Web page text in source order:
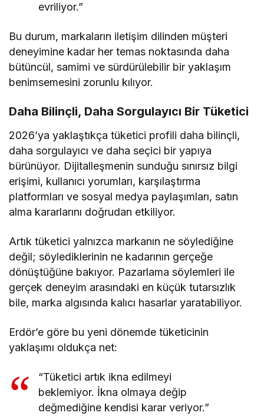
evriliyor.”
Bu durum, markaların iletişim dilinden müşteri
deneyimine kadar her temas noktasında daha
bütüncül, samimi ve sürdürülebilir bir yaklaşım
benimsemesini zorunlu kılıyor.
Daha Bilinçli, Daha Sorgulayıcı Bir Tüketici
2026’ya yaklaştıkça tüketici profili daha bilinçli,
daha sorgulayıcı ve daha seçici bir yapıya
bürünüyor. Dijitalleşmenin sunduğu sınırsız bilgi
erişimi, kullanıcı yorumları, karşılaştırma
platformları ve sosyal medya paylaşımları, satın
alma kararlarını doğrudan etkiliyor.
Artık tüketici yalnızca markanın ne söylediğine
değil; söylediklerinin ne kadarının gerçeğe
dönüştüğüne bakıyor. Pazarlama söylemleri ile
gerçek deneyim arasındaki en küçük tutarsızlık
bile, marka algısında kalıcı hasarlar yaratabiliyor.
Erdör’e göre bu yeni dönemde tüketicinin
yaklaşımı oldukça net:
“Tüketici artık ikna edilmeyi
beklemiyor. İkna olmaya değip
değmediğine kendisi karar veriyor.”